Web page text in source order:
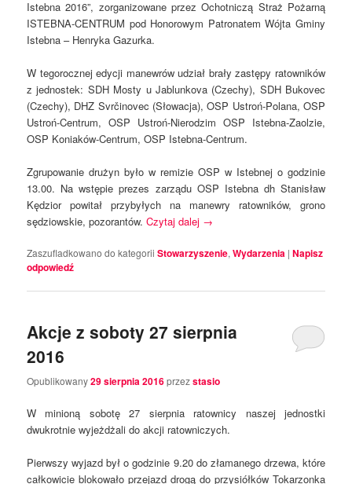
Istebna 2016”, zorganizowane przez Ochotniczą Straż Pożarną
ISTEBNA-CENTRUM pod Honorowym Patronatem Wójta Gminy
Istebna – Henryka Gazurka.
W tegorocznej edycji manewrów udział brały zastępy ratowników
z jednostek: SDH Mosty u Jablunkova (Czechy), SDH Bukovec
(Czechy), DHZ Svrčinovec (Słowacja), OSP Ustroń-Polana, OSP
Ustroń-Centrum, OSP Ustroń-Nierodzim OSP Istebna-Zaolzie,
OSP Koniaków-Centrum, OSP Istebna-Centrum.
Zgrupowanie drużyn było w remizie OSP w Istebnej o godzinie
13.00. Na wstępie prezes zarządu OSP Istebna dh Stanisław
Kędzior powitał przybyłych na manewry ratowników, grono
sędziowskie, pozorantów.Czytaj dalej →
Zaszufladkowano do kategorii Stowarzyszenie,Wydarzenia | Napisz
odpowiedź
Akcje z soboty 27 sierpnia
2016
Opublikowany29 sierpnia 2016przezstasio
W minioną sobotę 27 sierpnia ratownicy naszej jednostki
dwukrotnie wyjeżdżali do akcji ratowniczych.
Pierwszy wyjazd był o godzinie 9.20 do złamanego drzewa, które
całkowicie blokowało przejazd drogą do przysiółków Tokarzonka